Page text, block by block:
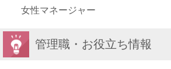
女性マネージャー
管理職・お役立ち情報